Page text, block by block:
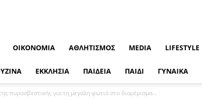
ΟΙΚΟΝΟΜΊΑ ΑΘΛΗΤΙΣΜΌΣ MEDIA LIFESTYLE
ΕΚΚΛΗΣΙΑ ΠΑΙΔΕΙΑ ΠΑΙΔΙ ΓΥΝΑΙΚΑ
πυροσβεστικής για τη μεγάλη φωτιά στο διαμέρισμα...